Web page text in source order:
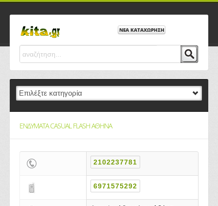
ΝΕΑ ΚΑΤΑΧΩΡΗΣΗ
ΕΝΔΥΜΑΤΑ CASUAL FLASH ΑΘΗΝΑ
2102237781
6971575292